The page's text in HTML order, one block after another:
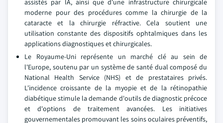
moderne pour des procédures comme la chirurgie de la
cataracte et la chirurgie réfractive. Cela soutient une
utilisation constante des dispositifs ophtalmiques dans les
applications diagnostiques et chirurgicales.
Le Royaume-Uni représente un marché clé au sein de
l'Europe, soutenu par un système de santé dual composé du
National Health Service (NHS) et de prestataires privés.
L'incidence croissante de la myopie et de la rétinopathie
diabétique stimule la demande d'outils de diagnostic précoce
et d'options de traitement avancées. Les initiatives
gouvernementales promouvant les soins oculaires préventifs,